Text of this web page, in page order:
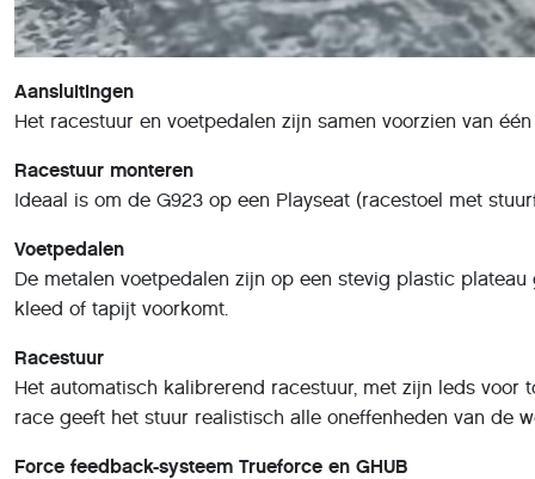
Aansluitingen
Het racestuur en voetpedalen zijn samen voorzien van
Racestuur monteren
Ideaal is om de G923 op een Playseat (racestoel met
Voetpedalen
De metalen voetpedalen zijn op een stevig plastic
kleed of tapijt voorkomt.
Racestuur
Het automatisch kalibrerend racestuur, met zijn leds
race geeft het stuur realistisch alle oneffenheden van de
Force feedback-systeem Trueforce en GHUB